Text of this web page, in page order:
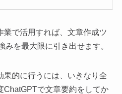
業で活用すれば、文章作成ツ
みを最大限に引き出せます。
果的に行うには、いきなり全
ChatGPTで文章要約をしてか